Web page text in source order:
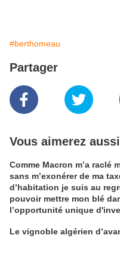
#berthomeau
Partager
Vous aimerez aussi
Comme Macron m’a raclé
sans m’exonérer de ma
d’habitation je suis au
pouvoir mettre mon blé
l’opportunité unique
Alain Edouard
Le vignoble algérien